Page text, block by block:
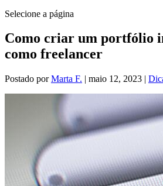
Selecione a página
Como criar um portfólio
como freelancer
Postado porMarta F. | maio 12, 2023 |